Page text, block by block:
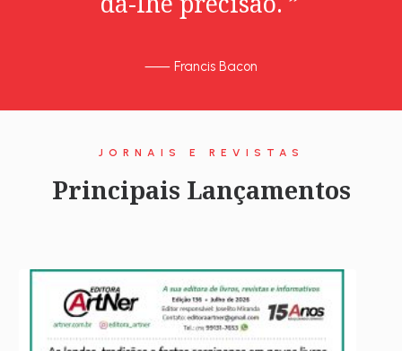
⸺ Francis Bacon
JORNAIS E REVISTAS
Principais Lançamentos